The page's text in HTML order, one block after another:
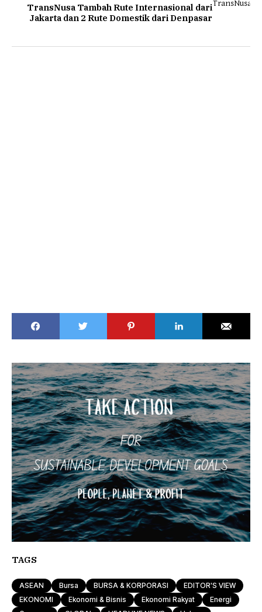
TransNusa Tambah Rute Internasional dari
Jakarta dan 2 Rute Domestik dari Denpasar
TAGS
ASEAN Bursa BURSA & KORPORASI
EDITOR'S VIEW
EKONOMI
Ekonomi & Bisnis Ekonomi Rakyat
Energi